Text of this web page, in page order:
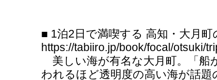
■ 1泊2日で満喫する 高知・大月町
https://tabiiro.jp/book/focal/otsuki/
美しい海が有名な大月町。「船
われるほど透明度の高い海が話